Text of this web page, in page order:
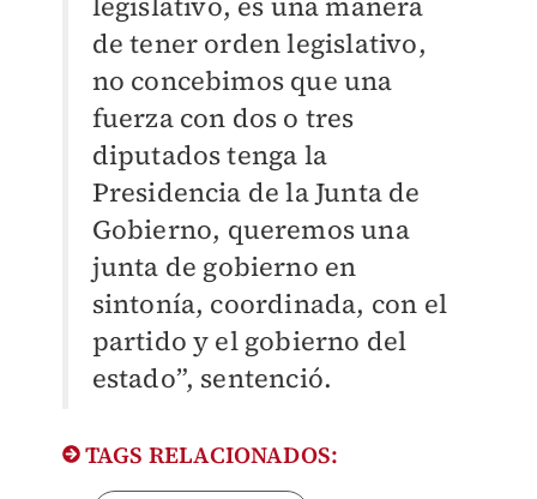
de tener orden legislativo,
no concebimos que una
fuerza con dos o tres
diputados tenga la
Presidencia de la Junta de
Gobierno, queremos una
junta de gobierno en
sintonía, coordinada, con el
partido y el gobierno del
estado”, sentenció.
TAGS RELACIONADOS: